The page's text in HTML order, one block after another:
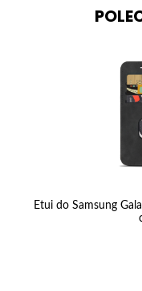
Etui do Samsung